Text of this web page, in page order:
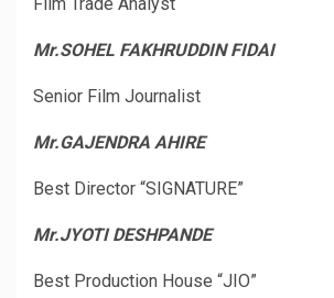
Mr.SOHEL FAKHRUDDIN FIDAI
Senior Film Journalist
Mr.GAJENDRA AHIRE
Best Director “SIGNATURE”
Mr.JYOTI DESHPANDE
Best Production House “JIO”